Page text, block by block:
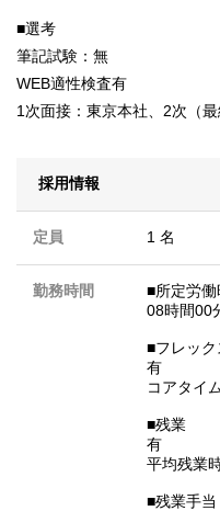
■選考
筆記試験：無
WEB適性検査有
1次面接：東京本社、2次（
採用情報
定員 1 名
勤務時間
■所定労働
08時間00
■フレック
有
コアタイ
■残業
有
平均残業
■残業手当